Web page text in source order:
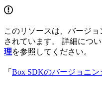
このリソースは、バージョ
されています。 詳細につい
理を参照してください。
「 Box SDKのバージョニン